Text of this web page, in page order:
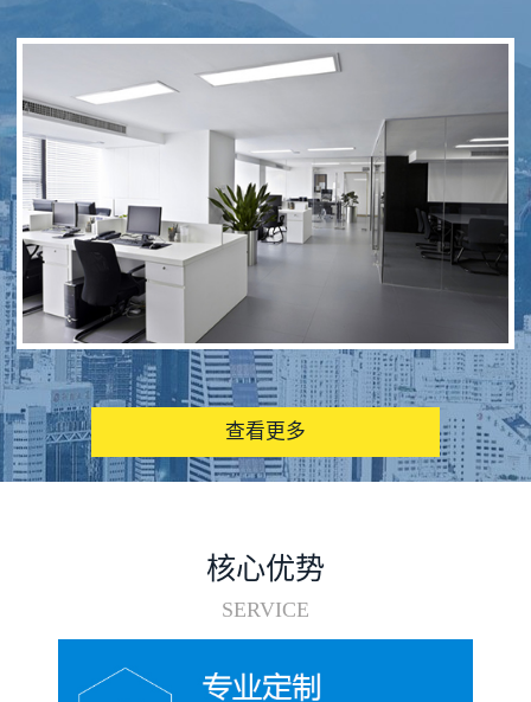
图书馆RFID电子标签管理系统
查看更多
核心优势
SERVICE